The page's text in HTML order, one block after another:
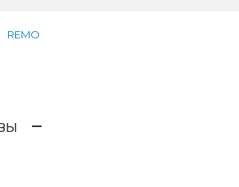
REMO